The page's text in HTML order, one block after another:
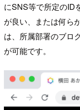
にSNS等で所定のID
が良い、または何ら
は、所属部署のブロ
が可能です。